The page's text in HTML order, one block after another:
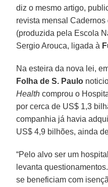
diz o mesmo artigo,
revista mensal
(produzida pela Escola
Sergio Arouca, ligada à
Na esteira da nova lei,
Folha de S. Paulo
Health comprou o
por cerca de US$ 1,3
companhia já havia
US$ 4,9 bilhões, ainda
“Pelo alvo ser um
levanta
se beneficiam com